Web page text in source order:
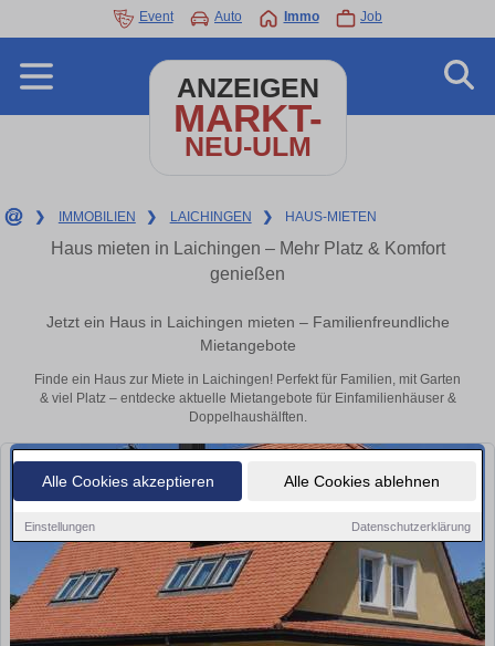
Alle Cookies akzeptieren Alle Cookies ablehnen
Einstellungen Datenschutzerklärung
Event Auto Immo Job
ANZEIGEN
MARKT-
NEU-ULM
❯ IMMOBILIEN ❯ LAICHINGEN ❯ HAUS-MIETEN
Haus mieten in Laichingen – Mehr Platz & Komfort
genießen
Jetzt ein Haus in Laichingen mieten – Familienfreundliche
Mietangebote
Finde ein Haus zur Miete in Laichingen! Perfekt für Familien, mit Garten
& viel Platz – entdecke aktuelle Mietangebote für Einfamilienhäuser &
Doppelhaushälften.